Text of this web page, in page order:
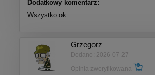
Dodatkowy komentarz:
Wszystko ok
Grzegorz
Dodano: 2026-07-27
Opinia zweryfikowana